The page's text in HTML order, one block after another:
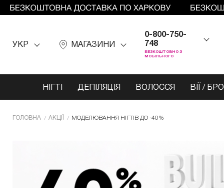
УКР МАГАЗИНИ
0-800-750-
748
БЕЗКОШТОВНО З
МОБІЛЬНОГО
НІГТІ ДЕПІЛЯЦІЯ ВОЛОССЯ ВІЇ /
ГОЛОВНА АКЦІЇ МОДЕЛЮВАННЯ НІГТІВ ДО -40%